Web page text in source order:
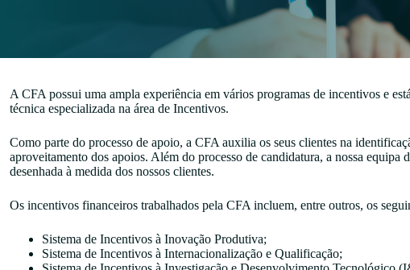
A CFA possui uma ampla experiência em vários programas de incentivos e
técnica especializada na área de Incentivos.
Como parte do processo de apoio, a CFA auxilia os seus clientes na
aproveitamento dos apoios. Além do processo de candidatura, a nossa
desenhada à medida dos nossos clientes.
Os incentivos financeiros trabalhados pela CFA incluem, entre outros, os
Sistema de Incentivos à Inovação Produtiva;
Sistema de Incentivos à Internacionalização e Qualificação;